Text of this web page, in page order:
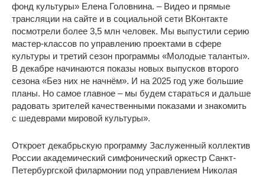
фонд культуры» Елена Головнина. – Видео и прямые
трансляции на сайте и в социальной сети ВКонтакте
посмотрели более 3,5 млн человек. Мы выпустили серию
мастер-классов по управлению проектами в сфере
культуры и третий сезон программы «Молодые таланты».
В декабре начинаются показы новых выпусков второго
сезона «Без них не начнём». И на 2025 год уже большие
планы. Но самое главное – мы будем стараться и дальше
радовать зрителей качественными показами и знакомить
с шедеврами мировой культуры».
Откроет декабрьскую программу Заслуженный коллектив
России академический симфонический оркестр Санкт-
Петербургской филармонии под управлением Николая